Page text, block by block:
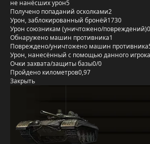
не нанёсших урон5
Получено попаданий осколками2
Урон, заблокированный бронёй1730
Урон союзникам (уничтожено/повреждений)
Обнаружено машин противника1
Повреждено/уничтожено машин противника
Урон, нанесённый с помощью данного игрока
Очки захвата/защиты базы0/0
Пройдено километров0,97
Закрыть